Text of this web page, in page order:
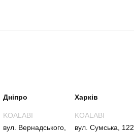
Дніпро
KOALABI
вул. Вернадського,
Харків
KOALABI
вул. Сумська, 122